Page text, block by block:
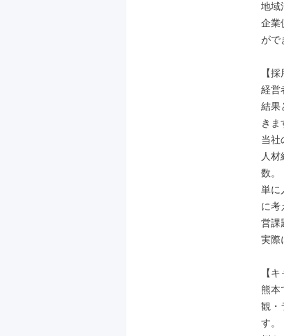
地域
企業
がで
【
経営
結果
きま
当社
人
数。
単に
に考
営課
実際
【
熊本
観・
す。